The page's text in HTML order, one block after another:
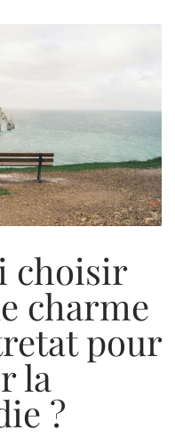
choisir
charme
pour
la
?